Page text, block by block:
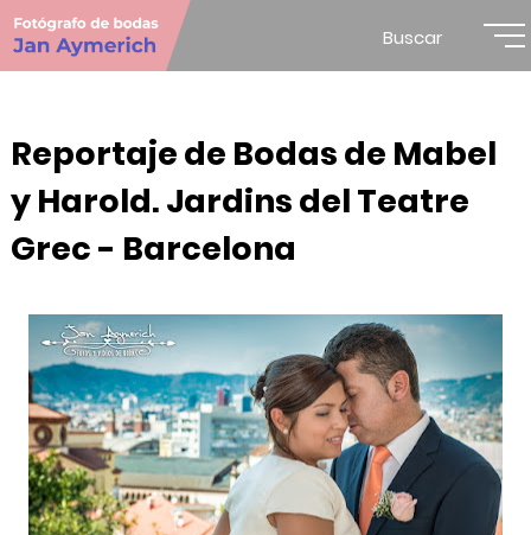
Buscar
Reportaje de Bodas de Mabel
y Harold. Jardins del Teatre
Grec - Barcelona